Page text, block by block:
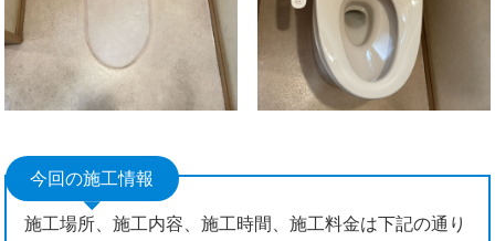
今回の施工情報
施工場所、施工内容、施工時間、施工料金は下記の通り